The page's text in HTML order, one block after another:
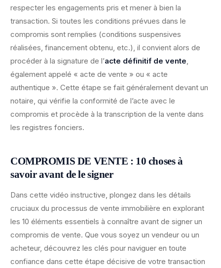
respecter les engagements pris et mener à bien la
transaction. Si toutes les conditions prévues dans le
compromis sont remplies (conditions suspensives
réalisées, financement obtenu, etc.), il convient alors de
procéder à la signature de l’acte définitif de vente,
également appelé « acte de vente » ou « acte
authentique ». Cette étape se fait généralement devant un
notaire, qui vérifie la conformité de l’acte avec le
compromis et procède à la transcription de la vente dans
les registres fonciers.
COMPROMIS DE VENTE : 10 choses à
savoir avant de le signer
Dans cette vidéo instructive, plongez dans les détails
cruciaux du processus de vente immobilière en explorant
les 10 éléments essentiels à connaître avant de signer un
compromis de vente. Que vous soyez un vendeur ou un
acheteur, découvrez les clés pour naviguer en toute
confiance dans cette étape décisive de votre transaction